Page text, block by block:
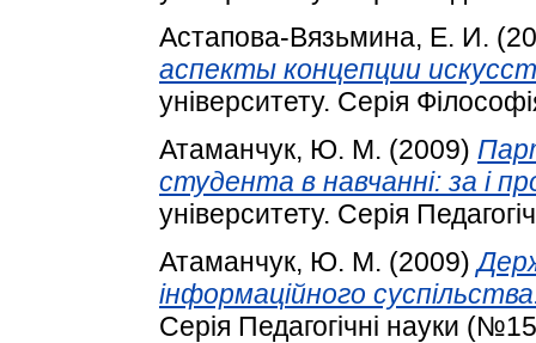
Астапова-Вязьмина, Е. И.
аспекты концепции
університету. Серія
Атаманчук, Ю. М. (2009)
студента в навчанні: за і
університету. Серія
Атаманчук, Ю. М. (2009)
інформаційного
Серія Педагогічні науки